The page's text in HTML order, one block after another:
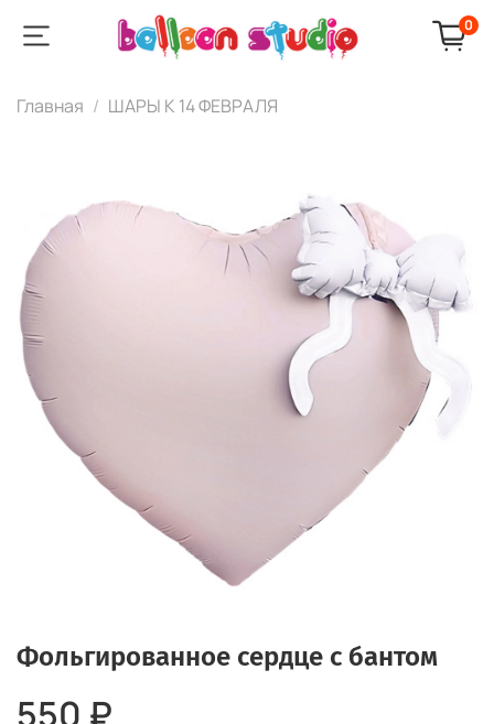
0
Главная ШАРЫ К 14 ФЕВРАЛЯ
Фольгированное сердце с бантом
550 ₽